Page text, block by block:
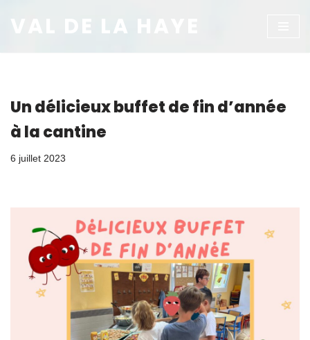
VAL DE LA HAYE
Un délicieux buffet de fin d’année
à la cantine
6 juillet 2023